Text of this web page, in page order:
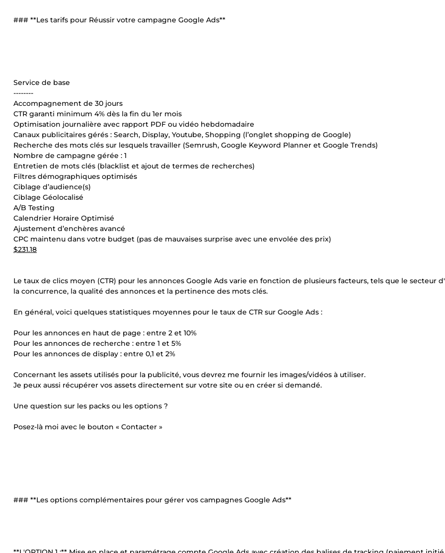
### **Les tarifs pour Réussir votre campagne Google Ads**
Service de base
--------
Accompagnement de 30 jours
CTR garanti minimum 4% dès la fin du 1er mois
Optimisation journalière avec rapport PDF ou vidéo hebdomadaire
Canaux publicitaires gérés : Search, Display, Youtube, Shopping (l’onglet shopping de Google)
Recherche des mots clés sur lesquels travailler (Semrush, Google Keyword Planner et Google Trends)
Nombre de campagne gérée : 1
Entretien de mots clés (blacklist et ajout de termes de recherches)
Filtres démographiques optimisés
Ciblage d’audience(s)
Ciblage Géolocalisé
A/B Testing
Calendrier Horaire Optimisé
Ajustement d’enchères avancé
CPC maintenu dans votre budget (pas de mauvaises surprise avec une envolée des prix)
$231.18
Le taux de clics moyen (CTR) pour les annonces Google Ads varie en fonction de plusieurs facteurs, tels que le secteur
la concurrence, la qualité des annonces et la pertinence des mots clés.
En général, voici quelques statistiques moyennes pour le taux de CTR sur Google Ads :
Pour les annonces en haut de page : entre 2 et 10%
Pour les annonces de recherche : entre 1 et 5%
Pour les annonces de display : entre 0,1 et 2%
Concernant les assets utilisés pour la publicité, vous devrez me fournir les images/vidéos à utiliser.
Je peux aussi récupérer vos assets directement sur votre site ou en créer si demandé.
Une question sur les packs ou les options ?
Posez-là moi avec le bouton « Contacter »
### **Les options complémentaires pour gérer vos campagnes Google Ads**